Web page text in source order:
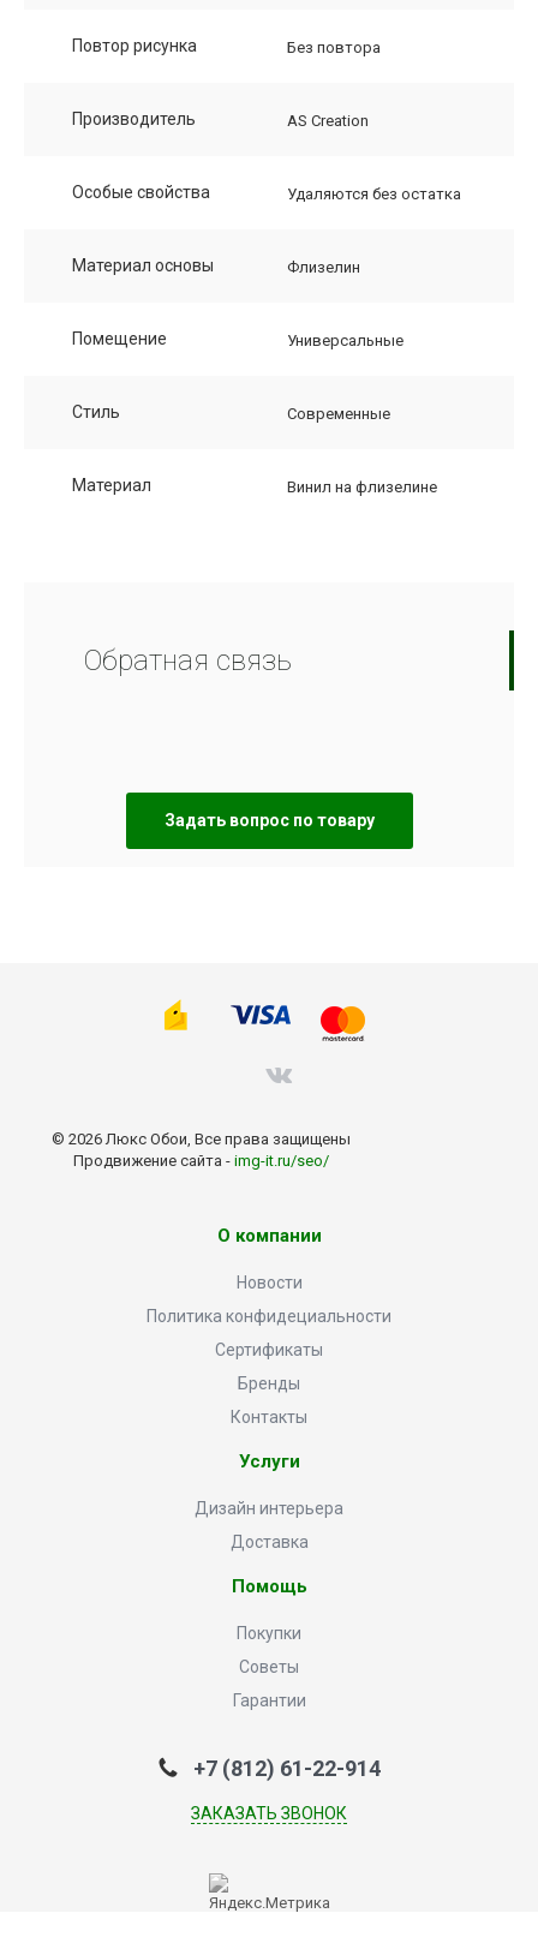
Повтор рисунка Без повтора
Производитель AS Creation
Особые свойства Удаляются без остатка
Материал основы Флизелин
Помещение Универсальные
Стиль Современные
Материал Винил на флизелине
Обратная связь
Задать вопрос по товару
© 2026 Люкс Обои, Все права защищены
Продвижение сайта - img-it.ru/seo/
О компании
Новости
Политика конфидециальности
Сертификаты
Бренды
Контакты
Услуги
Дизайн интерьера
Доставка
Помощь
Покупки
Советы
Гарантии
+7 (812) 61-22-914
ЗАКАЗАТЬ ЗВОНОК